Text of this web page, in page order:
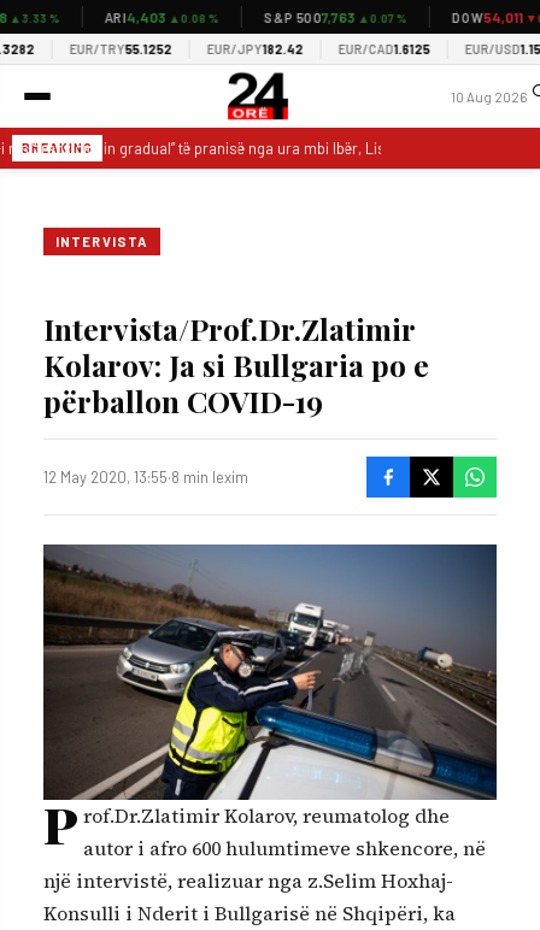
% 4,403▲0.08 % S&P 5007,763▲0.07 % 54,011▼0.05
EUR/TRY55.1252 EUR/JPY182.42 EUR/CAD1.6125 EUR/USD1.1554
10 Aug 2026
BREAKING
“tranzicionin gradual” të pranisë nga ura mbi Ibër, Lista Serbe kundërshton
INTERVISTA
Intervista/Prof.Dr.Zlatimir
Kolarov: Ja si Bullgaria po e
përballon COVID-19
12 May 2020, 13:55·8 min lexim
Prof.Dr.Zlatimir Kolarov, reumatolog dhe
autor i afro 600 hulumtimeve shkencore, në
një intervistë, realizuar nga z.Selim Hoxhaj-
Konsulli i Nderit i Bullgarisë në Shqipëri, ka